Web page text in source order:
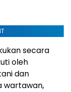
secara
oleh
dan
wartawan,